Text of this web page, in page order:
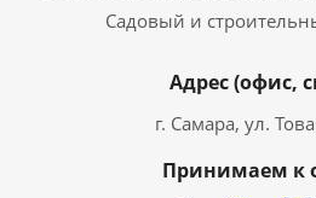
Садовый и
Адрес (офис,
г. Самара, ул.
Принимаем к